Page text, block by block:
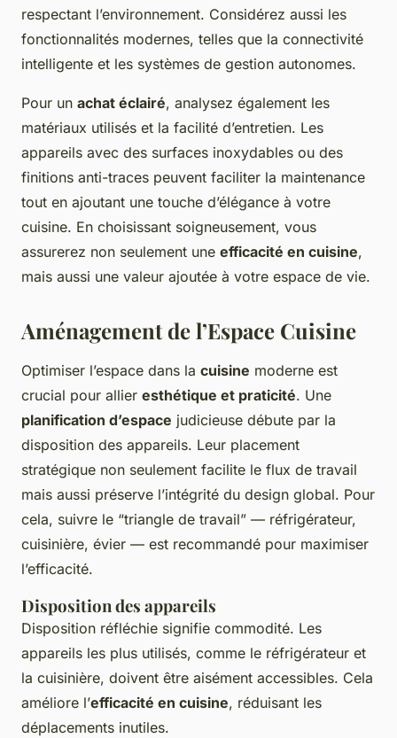
respectant l’environnement. Considérez aussi les
fonctionnalités modernes, telles que la connectivité
intelligente et les systèmes de gestion autonomes.
Pour un achat éclairé, analysez également les
matériaux utilisés et la facilité d’entretien. Les
appareils avec des surfaces inoxydables ou des
finitions anti-traces peuvent faciliter la maintenance
tout en ajoutant une touche d’élégance à votre
cuisine. En choisissant soigneusement, vous
assurerez non seulement une efficacité en cuisine,
mais aussi une valeur ajoutée à votre espace de vie.
Aménagement de l’Espace Cuisine
Optimiser l’espace dans la cuisine moderne est
crucial pour allier esthétique et praticité. Une
planification d’espace judicieuse débute par la
disposition des appareils. Leur placement
stratégique non seulement facilite le flux de travail
mais aussi préserve l’intégrité du design global. Pour
cela, suivre le “triangle de travail” — réfrigérateur,
cuisinière, évier — est recommandé pour maximiser
l’efficacité.
Disposition des appareils
Disposition réfléchie signifie commodité. Les
appareils les plus utilisés, comme le réfrigérateur et
la cuisinière, doivent être aisément accessibles. Cela
améliore l’efficacité en cuisine, réduisant les
déplacements inutiles.